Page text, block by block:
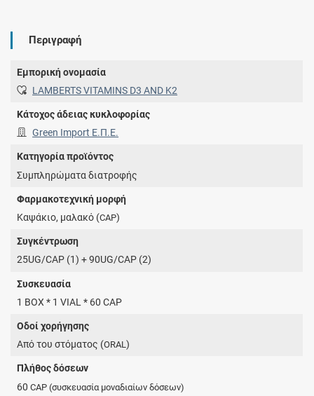
Περιγραφή
Εμπορική ονομασία
LAMBERTS VITAMINS D3 AND K2
Κάτοχος άδειας κυκλοφορίας
Green Import Ε.Π.Ε.
Κατηγορία προϊόντος
Συμπληρώματα διατροφής
Φαρμακοτεχνική μορφή
Καψάκιο, μαλακό (CAP)
Συγκέντρωση
25UG/CAP (1) + 90UG/CAP (2)
Συσκευασία
1 BOX * 1 VIAL * 60 CAP
Οδοί χορήγησης
Από του στόματος (ORAL)
Πλήθος δόσεων
60CAP (συσκευασία μοναδιαίων δόσεων)